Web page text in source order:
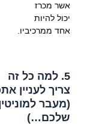
אשר מכרז
יכול להיות
אחד ממרכיביו.
5. למה כל זה
צריך לעניין
(מעבר
שלכם…)